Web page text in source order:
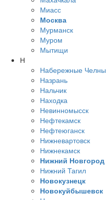
Миасс
Москва
Мурманск
Муром
Мытищи
Н
Набережные Челны
Назрань
Нальчик
Находка
Невинномысск
Нефтекамск
Нефтеюганск
Нижневартовск
Нижнекамск
Нижний Новгород
Нижний Тагил
Новокузнецк
Новокуйбышевск